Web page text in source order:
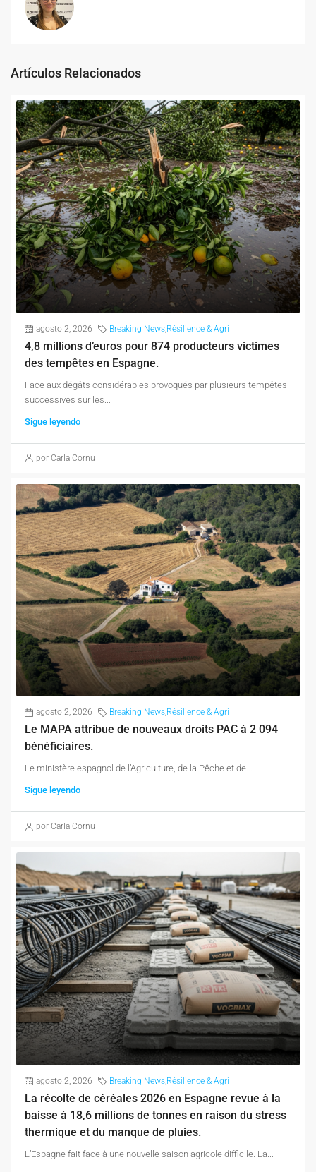
Artículos Relacionados
agosto 2, 2026 Breaking News Résilience & Agri
4,8 millions d’euros pour 874 producteurs victimes
des tempêtes en Espagne.
Face aux dégâts considérables provoqués par plusieurs tempêtes
successives sur les...
Sigue leyendo
por Carla Cornu
agosto 2, 2026 Breaking News,Résilience & Agri
Le MAPA attribue de nouveaux droits PAC à 2 094
bénéficiaires.
Le ministère espagnol de l’Agriculture, de la Pêche et de...
Sigue leyendo
por Carla Cornu
agosto 2, 2026 Breaking News Résilience & Agri
La récolte de céréales 2026 en Espagne revue à la
baisse à 18,6 millions de tonnes en raison du stress
thermique et du manque de pluies.
L’Espagne fait face à une nouvelle saison agricole difficile. La...